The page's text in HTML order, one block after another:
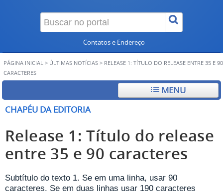
Contatos e Endereço
PÁGINA INICIAL > ÚLTIMAS NOTÍCIAS > RELEASE 1: TÍTULO DO RELEASE ENTRE 35 E 90
CARACTERES
MENU
CHAPÉU DA EDITORIA
Release 1: Título do release
entre 35 e 90 caracteres
Subtítulo do texto 1. Se em uma linha, usar 90
caracteres. Se em duas linhas usar 190 caracteres